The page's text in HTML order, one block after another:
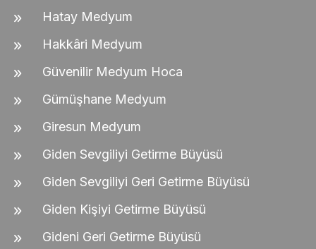
Hatay Medyum
Hakkâri Medyum
Güvenilir Medyum Hoca
Gümüşhane Medyum
Giresun Medyum
Giden Sevgiliyi Getirme Büyüsü
Giden Sevgiliyi Geri Getirme Büyüsü
Giden Kişiyi Getirme Büyüsü
Gideni Geri Getirme Büyüsü